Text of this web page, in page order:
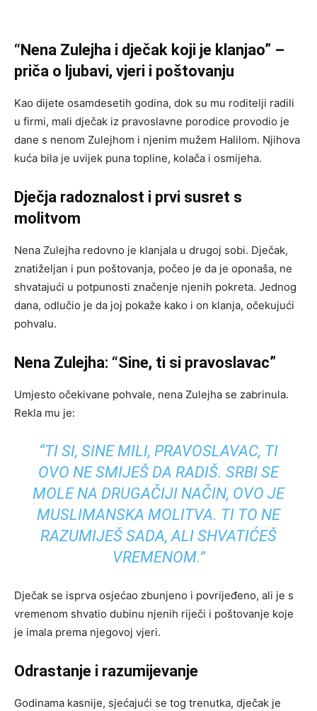
“Nena Zulejha i dječak koji je klanjao” –
priča o ljubavi, vjeri i poštovanju
Kao dijete osamdesetih godina, dok su mu roditelji radili
u firmi, mali dječak iz pravoslavne porodice provodio je
dane s nenom Zulejhom i njenim mužem Halilom. Njihova
kuća bila je uvijek puna topline, kolača i osmijeha.
Dječja radoznalost i prvi susret s
molitvom
Nena Zulejha redovno je klanjala u drugoj sobi. Dječak,
znatiželjan i pun poštovanja, počeo je da je oponaša, ne
shvatajući u potpunosti značenje njenih pokreta. Jednog
dana, odlučio je da joj pokaže kako i on klanja, očekujući
pohvalu.
Nena Zulejha: “Sine, ti si pravoslavac”
Umjesto očekivane pohvale, nena Zulejha se zabrinula.
Rekla mu je:
“TI SI, SINE MILI, PRAVOSLAVAC, TI
OVO NE SMIJEŠ DA RADIŠ. SRBI SE
MOLE NA DRUGAČIJI NAČIN, OVO JE
MUSLIMANSKA MOLITVA. TI TO NE
RAZUMIJEŠ SADA, ALI SHVATIĆEŠ
VREMENOM.”
Dječak se isprva osjećao zbunjeno i povrijeđeno, ali je s
vremenom shvatio dubinu njenih riječi i poštovanje koje
je imala prema njegovoj vjeri.
Odrastanje i razumijevanje
Godinama kasnije, sjećajući se tog trenutka, dječak je